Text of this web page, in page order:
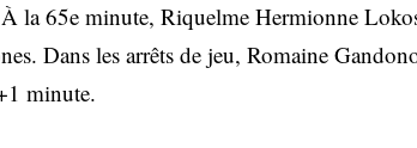
la 65e minute, Riquelme Hermionne
Dans les arrêts de jeu, Romaine
minute.